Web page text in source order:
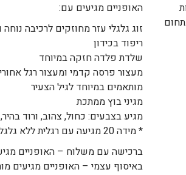
האופניים מגיעים עם:
זוג גלגלי עזר מחוזקים לרכיבה נוחה
ריפוד בכידון
שלדת פלדה חזקה במיוחד
מעצור פרסה קדמי ומעצור רגל
מותאמים במיוחד לגיל הצעיר
מגיני בוץ ממתכת
מגיע בצבעים: כחול, צהוב, ורוד
* מידה 20 מגיעה עם רגלית ללא גלגלי עזר
ברכישה עם משלוח – האופניים
באיסוף עצמי – האופניים מגיעים